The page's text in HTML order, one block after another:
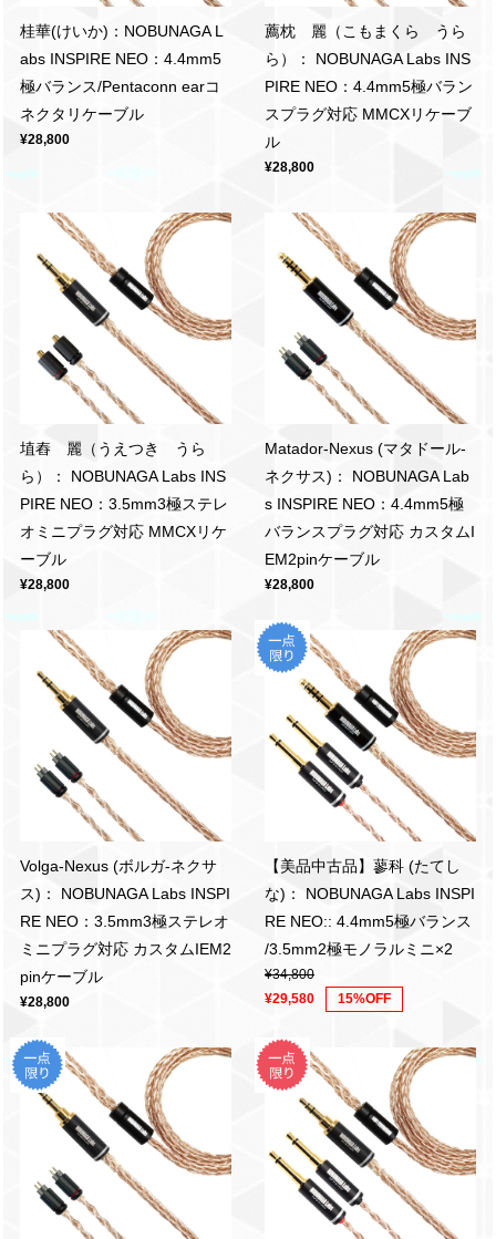
桂華(けいか)：NOBUNAGA L
abs INSPIRE NEO：4.4mm5
極バランス/Pentaconn earコ
ネクタリケーブル
¥28,800
薦枕 麗（こもまくら うら
ら）： NOBUNAGA Labs INS
PIRE NEO：4.4mm5極バラン
スプラグ対応 MMCXリケーブ
ル
¥28,800
埴舂 麗（うえつき うら
ら）： NOBUNAGA Labs INS
PIRE NEO：3.5mm3極ステレ
オミニプラグ対応 MMCXリケ
ーブル
¥28,800
Matador-Nexus (マタドール-
ネクサス)： NOBUNAGA Lab
s INSPIRE NEO：4.4mm5極
バランスプラグ対応 カスタムI
EM2pinケーブル
¥28,800
Volga-Nexus (ボルガ-ネクサ
ス)： NOBUNAGA Labs INSPI
RE NEO：3.5mm3極ステレオ
ミニプラグ対応 カスタムIEM2
pinケーブル
¥28,800
【美品中古品】蓼科 (たてし
な)： NOBUNAGA Labs INSPI
RE NEO:: 4.4mm5極バランス
/3.5mm2極モノラルミニ×2
¥34,800
¥29,580
15%OFF